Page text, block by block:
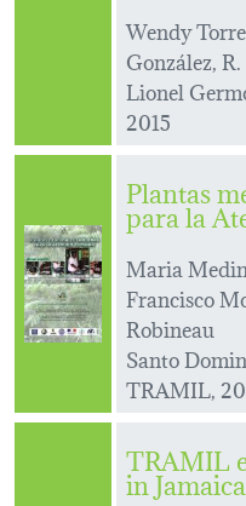
Wendy
González,
Lionel
2015
Plantas
para la
Maria
Francisco
Robineau
Santo
TRAMIL,
TRAMIL
in